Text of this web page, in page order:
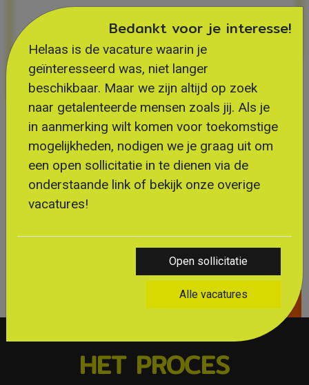
Vragen over deze vacature?
Wouter Endendijk helpt je graag verder!
0619861567
wouter@flexibleplus.nl
HET PROCES
Bedankt voor je interesse!
Helaas is de vacature waarin je
geïnteresseerd was, niet langer
beschikbaar. Maar we zijn altijd op zoek
naar getalenteerde mensen zoals jij. Als je
in aanmerking wilt komen voor toekomstige
mogelijkheden, nodigen we je graag uit om
een open sollicitatie in te dienen via de
onderstaande link of bekijk onze overige
vacatures!
Open sollicitatie
Alle vacatures